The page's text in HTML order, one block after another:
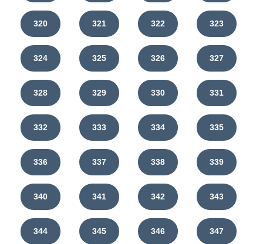
320 321 322 323
324 325 326 327
328 329 330 331
332 333 334 335
336 337 338 339
340 341 342 343
344 345 346 347